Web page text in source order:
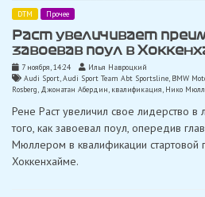
DTM Прочее
Раст увеличивает
завоевав поул в
7 ноября, 14:24
Илья Навроцкий
Audi Sport,Audi Sport Team Abt Sportsline, BMW
Rosberg, Джонатан Абердин, квалификация, Нико
Рене Раст увеличил свое лидерство в
того, как завоевал поул, опередив
Мюллером в квалификации стартовой
Хоккенхайме.